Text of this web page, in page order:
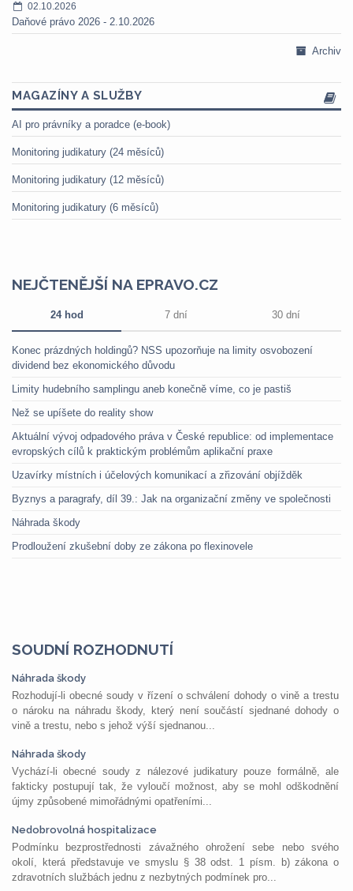
02.10.2026
Daňové právo 2026 - 2.10.2026
Archiv
MAGAZÍNY A SLUŽBY
AI pro právníky a poradce (e-book)
Monitoring judikatury (24 měsíců)
Monitoring judikatury (12 měsíců)
Monitoring judikatury (6 měsíců)
NEJČTENĚJŠÍ NA EPRAVO.CZ
24 hod 7 dní 30 dní
Konec prázdných holdingů? NSS upozorňuje na limity osvobození
dividend bez ekonomického důvodu
Limity hudebního samplingu aneb konečně víme, co je pastiš
Než se upíšete do reality show
Aktuální vývoj odpadového práva v České republice: od implementace
evropských cílů k praktickým problémům aplikační praxe
Uzavírky místních i účelových komunikací a zřizování objížděk
Byznys a paragrafy, díl 39.: Jak na organizační změny ve společnosti
Náhrada škody
Prodloužení zkušební doby ze zákona po flexinovele
SOUDNÍ ROZHODNUTÍ
Náhrada škody
Rozhodují-li obecné soudy v řízení o schválení dohody o vině a trestu
o nároku na náhradu škody, který není součástí sjednané dohody o
vině a trestu, nebo s jehož výší sjednanou...
Náhrada škody
Vychází-li obecné soudy z nálezové judikatury pouze formálně, ale
fakticky postupují tak, že vyloučí možnost, aby se mohl odškodnění
újmy způsobené mimořádnými opatřeními...
Nedobrovolná hospitalizace
Podmínku bezprostřednosti závažného ohrožení sebe nebo svého
okolí, která představuje ve smyslu § 38 odst. 1 písm. b) zákona o
zdravotních službách jednu z nezbytných podmínek pro...